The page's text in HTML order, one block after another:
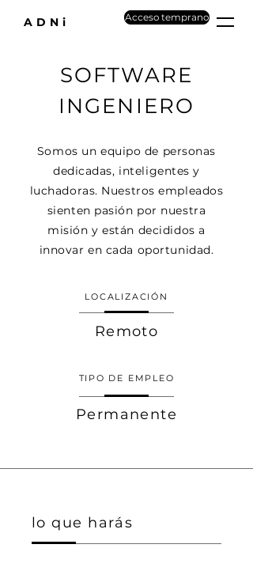
ADNi Acceso temprano
SOFTWARE
INGENIERO
Somos un equipo de personas
dedicadas, inteligentes y
luchadoras. Nuestros empleados
sienten pasión por nuestra
misión y están decididos a
innovar en cada oportunidad.
LOCALIZACIÓN
Remoto
TIPO DE EMPLEO
Permanente
lo que harás